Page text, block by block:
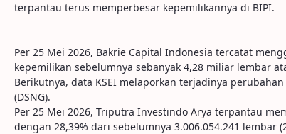
terpantau terus memperbesar kepemilikannya di BIPI.
Per 25 Mei 2026, Bakrie Capital Indonesia tercatat
kepemilikan sebelumnya sebanyak 4,28 miliar lembar
Berikutnya, data KSEI melaporkan terjadinya
(DSNG).
Per 25 Mei 2026, Triputra Investindo Arya terpantau
dengan 28,39% dari sebelumnya 3.006.054.241 lembar